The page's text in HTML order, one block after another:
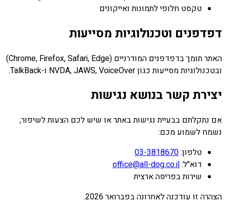
טקסט חלופי לתמונות ואייקונים
דפדפנים וטכנולוגיות מסייעות
האתר תומך בדפדפנים המודרניים (Chrome, Firefox, Safari, Edge)
ובטכנולוגיות מסייעות כגון NVDA, JAWS, VoiceOver ו-TalkBack.
יצירת קשר בנושא נגישות
אם נתקלתם בבעיית נגישות באתר או שיש לכם הצעות לשיפור,
נשמח לשמוע מכם:
טלפון:03-3818670
דוא"ל:office@all-dog.co.il
שירות בפריסה ארצית
הצהרה זו עודכנה לאחרונה בפברואר 2026.